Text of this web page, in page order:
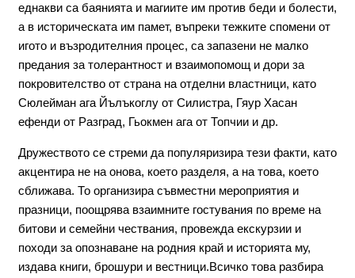
еднакви са баянията и магиите им против беди и болести,
а в историческата им памет, въпреки тежките спомени от
игото и възродителния процес, са запазени не малко
предания за толерантност и взаимопомощ и дори за
покровителство от страна на отделни властници, като
Сюлейман ага Йълъкоглу от Силистра, Гяур Хасан
ефенди от Разград, Гьокмен ага от Топчии и др.
Дружеството се стреми да популяризира тези факти, като
акцентира не на онова, което разделя, а на това, което
сближава. То организира съвместни мероприятия и
празници, поощрява взаимните гостувания по време на
битови и семейни чествания, провежда екскурзии и
походи за опознаване на родния край и историята му,
издава книги, брошури и вестници.Всичко това разбира